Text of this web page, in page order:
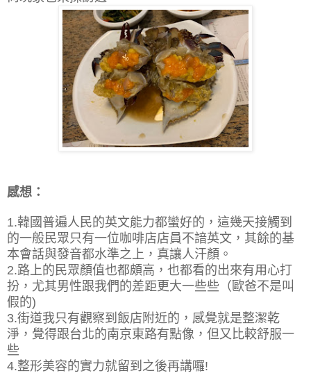
感想：
1.韓國普遍人民的英文能力都蠻好的，這幾天接觸到
的一般民眾只有一位咖啡店店員不諳英文，其餘的基
本會話與發音都水準之上，真讓人汗顏。
2.路上的民眾顏值也都頗高，也都看的出來有用心打
扮，尤其男性跟我們的差距更大一些些（歐爸不是叫
假的)
3.街道我只有觀察到飯店附近的，感覺就是整潔乾
淨，覺得跟台北的南京東路有點像，但又比較舒服一
些
4.整形美容的實力就留到之後再講囉!